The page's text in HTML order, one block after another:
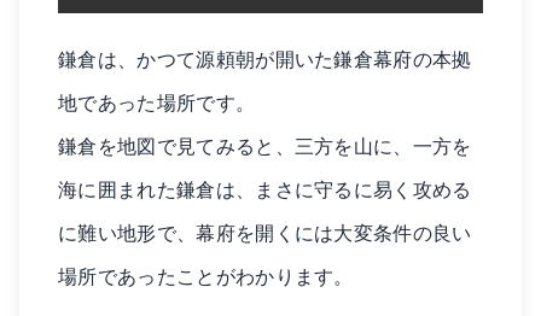
鎌倉は、かつて源頼朝が開いた鎌倉幕府の本拠
地であった場所です。
鎌倉を地図で見てみると、三方を山に、一方を
海に囲まれた鎌倉は、まさに守るに易く攻める
に難い地形で、幕府を開くには大変条件の良い
場所であったことがわかります。